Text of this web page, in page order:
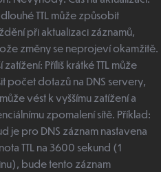
dlouhé TTL může způsobit
při aktualizaci záznamů,
změny se neprojeví okamžitě.
zatížení: Příliš krátké TTL může
počet dotazů na DNS servery,
vést k vyššímu zatížení a
zpomalení sítě. Příklad:
je pro DNS záznam nastavena
TTL na 3600 sekund (1
bude tento záznam